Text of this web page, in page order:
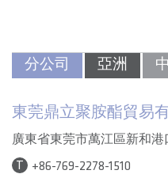
分公司 亞洲
東莞鼎立聚胺酯貿易
廣東省東莞市萬江區新和
T +86-769-2278-1510